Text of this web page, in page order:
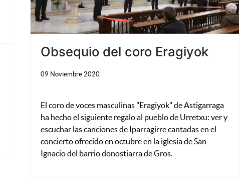
Obsequio del coro Eragiyok
09 Noviembre 2020
El coro de voces masculinas "Eragiyok" de Astigarraga
ha hecho el siguiente regalo al pueblo de Urretxu: ver y
escuchar las canciones de Iparragirre cantadas en el
concierto ofrecido en octubre en la iglesia de San
Ignacio del barrio donostiarra de Gros.